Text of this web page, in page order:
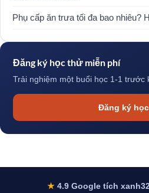
Phụ cấp ăn trưa tối đa bao nhiêu?
Đăng ký học thử miễn phí
Trải nghiệm một buổi học 1-1 trước
Đăng ký
★ 4.9 Google tích xanh